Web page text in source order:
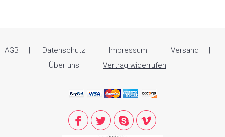
AGB Datenschutz Impressum
Versand
Über uns
Vertrag widerrufen